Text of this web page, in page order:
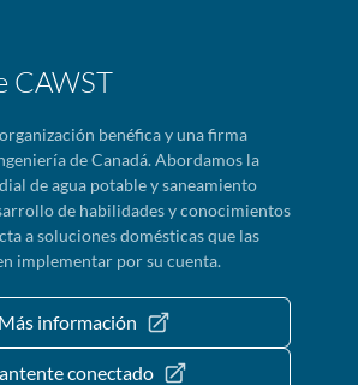
CAWST
benéfica y una firma
de Canadá. Abordamos la
de agua potable y saneamiento
de habilidades y conocimientos
a soluciones domésticas que las
implementar por su cuenta.
Más información
conectado